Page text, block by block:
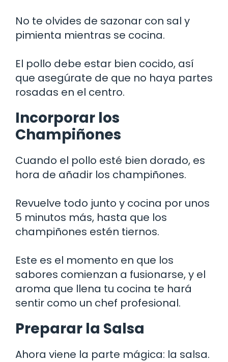
No te olvides de sazonar con sal y
pimienta mientras se cocina.
El pollo debe estar bien cocido, así
que asegúrate de que no haya partes
rosadas en el centro.
Incorporar los
Champiñones
Cuando el pollo esté bien dorado, es
hora de añadir los champiñones.
Revuelve todo junto y cocina por unos
5 minutos más, hasta que los
champiñones estén tiernos.
Este es el momento en que los
sabores comienzan a fusionarse, y el
aroma que llena tu cocina te hará
sentir como un chef profesional.
Preparar la Salsa
Ahora viene la parte mágica: la salsa.